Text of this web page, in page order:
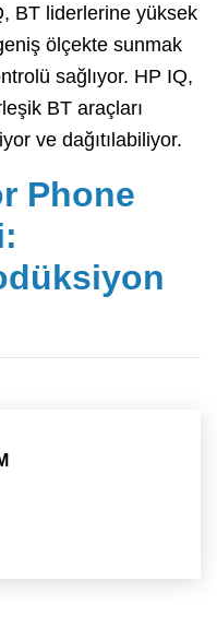
BT liderlerine yüksek
ölçekte sunmak
sağlıyor. HP IQ,
BT araçları
ve dağıtılabiliyor.
Phone